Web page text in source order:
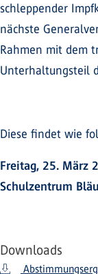
schleppender
nächste
Rahmen mit dem
Unterhaltungsteil
Diese findet wie
Freitag, 25. März
Schulzentrum
Downloads